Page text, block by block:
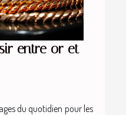
entre or et
du quotidien pour les